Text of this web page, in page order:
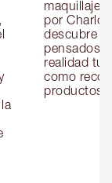
maquillaje
por
descubre
pensados
realidad
como
productos